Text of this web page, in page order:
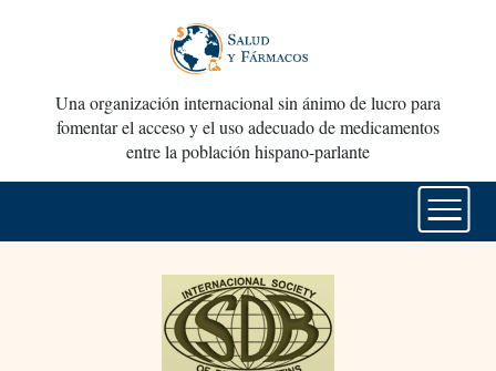
Una organización internacional sin ánimo de lucro para
fomentar el acceso y el uso adecuado de medicamentos
entre la población hispano-parlante